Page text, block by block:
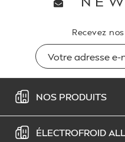
Recevez
NOS PRODUITS
ÉLECTROFROID